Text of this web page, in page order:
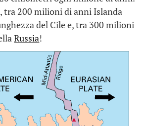
tra 200 milioni di anni Islanda
del Cile e, tra 300 milioni
Russia!